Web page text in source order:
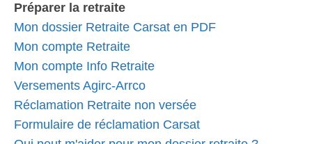
Préparer la retraite
Mon dossier Retraite Carsat en PDF
Mon compte Retraite
Mon compte Info Retraite
Versements Agirc-Arrco
Réclamation Retraite non versée
Formulaire de réclamation Carsat